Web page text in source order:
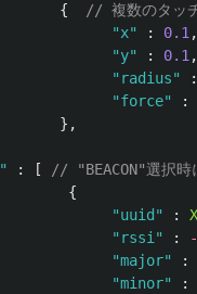
{
// 複数のタッ
"x" : 0.1 ,
"y" : 0.1 ,
" radius" :
"force" :
},
" : [
// "BEACON"選択時
{
"uuid " :
" rssi " : -
"major" :
"minor" :